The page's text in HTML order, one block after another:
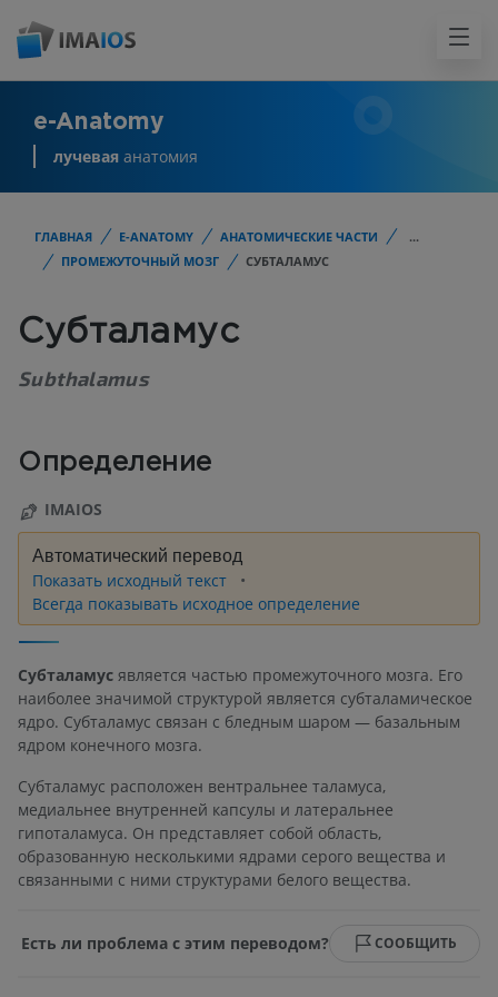
e-Anatomy
лучевая анатомия
ГЛАВНАЯ E-ANATOMY АНАТОМИЧЕСКИЕ ЧАСТИ
...
ПРОМЕЖУТОЧНЫЙ МОЗГ
СУБТАЛАМУС
Субталамус
Subthalamus
Определение
IMAIOS
Автоматический перевод
Показать исходный текст
Всегда показывать исходное определение
Субталамус является частью промежуточного мозга. Его
наиболее значимой структурой является субталамическое
ядро. Субталамус связан с бледным шаром — базальным
ядром конечного мозга.
Субталамус расположен вентральнее таламуса,
медиальнее внутренней капсулы и латеральнее
гипоталамуса. Он представляет собой область,
образованную несколькими ядрами серого вещества и
связанными с ними структурами белого вещества.
Есть ли проблема с этим переводом? СООБЩИТЬ